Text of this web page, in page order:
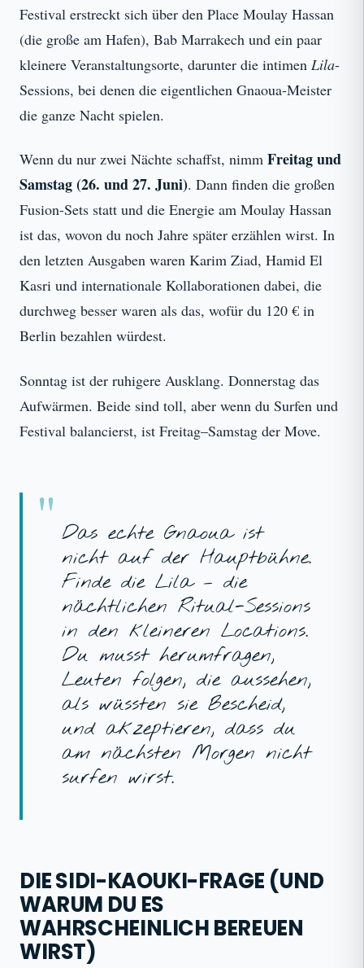
Festival erstreckt sich über den Place Moulay Hassan
(die große am Hafen), Bab Marrakech und ein paar
kleinere Veranstaltungsorte, darunter die intimen Lila-
Sessions, bei denen die eigentlichen Gnaoua-Meister
die ganze Nacht spielen.
Wenn du nur zwei Nächte schaffst, nimm Freitag und
Samstag (26. und 27. Juni). Dann finden die großen
Fusion-Sets statt und die Energie am Moulay Hassan
ist das, wovon du noch Jahre später erzählen wirst. In
den letzten Ausgaben waren Karim Ziad, Hamid El
Kasri und internationale Kollaborationen dabei, die
durchweg besser waren als das, wofür du 120 € in
Berlin bezahlen würdest.
Sonntag ist der ruhigere Ausklang. Donnerstag das
Aufwärmen. Beide sind toll, aber wenn du Surfen und
Festival balancierst, ist Freitag–Samstag der Move.
Das echte Gnaoua ist
nicht auf der Hauptbühne.
Finde die Lila – die
nächtlichen Ritual-Sessions
in den kleineren Locations.
Du musst herumfragen,
Leuten folgen, die aussehen,
als wüssten sie Bescheid,
und akzeptieren, dass du
am nächsten Morgen nicht
surfen wirst.
DIE SIDI-KAOUKI-FRAGE (UND
WARUM DU ES
WAHRSCHEINLICH BEREUEN
WIRST)